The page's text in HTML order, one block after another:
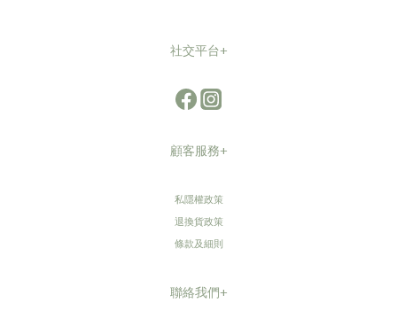
社交平台+
顧客服務+
私隱權政策
退換貨政策
條款及細則
聯絡我們+